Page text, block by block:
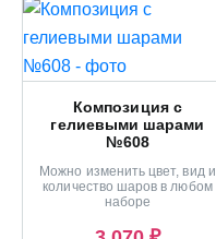
Композиция с
гелиевыми шарами
№608
Можно изменить цвет, вид и
количество шаров в любом
наборе